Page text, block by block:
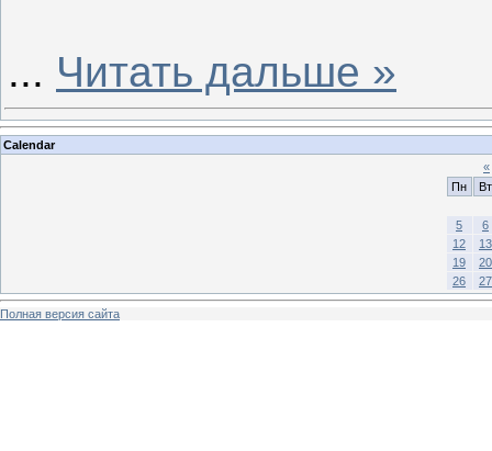
... Читать дальше »
Calendar
«
Пн
Вт
5
6
12
13
19
20
26
27
Полная версия сайта